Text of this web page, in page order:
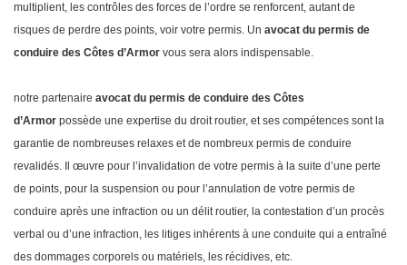
multiplient, les contrôles des forces de l’ordre se renforcent, autant de
risques de perdre des points, voir votre permis. Un avocat du permis de
conduire des Côtes d’Armor vous sera alors indispensable.
notre partenaire avocat du permis de conduire des Côtes
d’Armor possède une expertise du droit routier, et ses compétences sont la
garantie de nombreuses relaxes et de nombreux permis de conduire
revalidés. Il œuvre pour l’invalidation de votre permis à la suite d’une perte
de points, pour la suspension ou pour l’annulation de votre permis de
conduire après une infraction ou un délit routier, la contestation d’un procès
verbal ou d’une infraction, les litiges inhérents à une conduite qui a entraîné
des dommages corporels ou matériels, les récidives, etc.